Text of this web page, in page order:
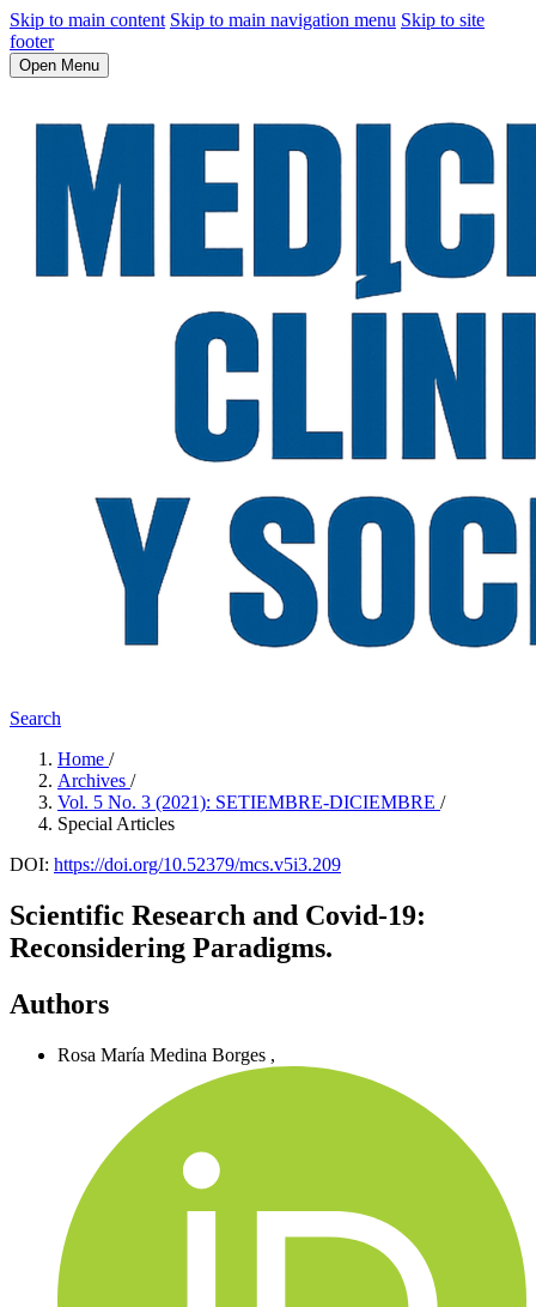
Skip to main content Skip to main navigation menu Skip to site
footer
Open Menu
Search
Home /
Archives /
Vol. 5 No. 3 (2021): SETIEMBRE-DICIEMBRE /
Special Articles
DOI: https://doi.org/10.52379/mcs.v5i3.209
Scientific Research and Covid-19:
Reconsidering Paradigms.
Authors
Rosa María Medina Borges ,